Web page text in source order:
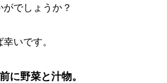
でしょうか？
いです。
に野菜と汁物。